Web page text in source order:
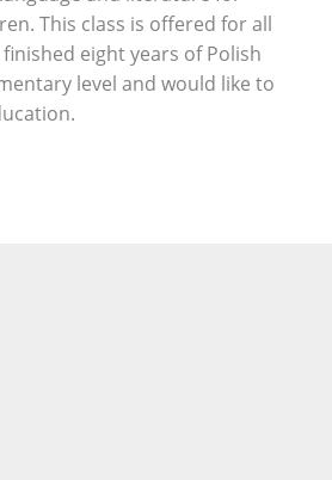
This class is offered for all
eight years of Polish
level and would like to